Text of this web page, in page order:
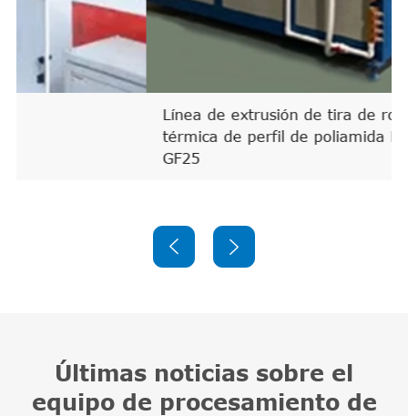
Línea de extrusión de barra
espaciadora de borde cálido
 
Últimas noticias sobre el
equipo de procesamiento de